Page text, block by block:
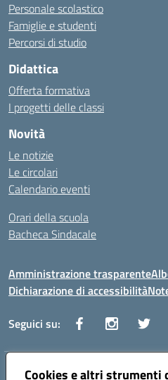
Cookies e altri strumenti
Personale scolastico
Famiglie e studenti
Percorsi di studio
Didattica
Offerta formativa
I progetti delle classi
Novità
Le notizie
Le circolari
Calendario eventi
Orari della scuola
Bacheca Sindacale
Amministrazione trasparente
Dichiarazione di accessibilità
Seguici su:
Indirizzo:Via Vaccari n.5 e Via Falcone